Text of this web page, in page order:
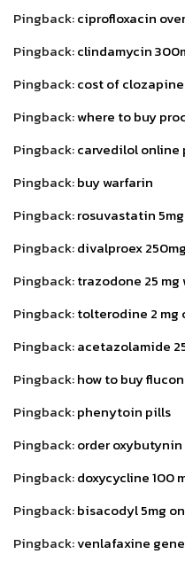
Pingback:ciprofloxacin
Pingback:clindamycin
Pingback:cost of clozapine
Pingback:where to buy
Pingback:carvedilol online
Pingback:buy warfarin
Pingback:rosuvastatin
Pingback:divalproex
Pingback:trazodone 25
Pingback:tolterodine 2 mg
Pingback:acetazolamide
Pingback:how to buy
Pingback:phenytoin pills
Pingback:order oxybutynin
Pingback:doxycycline 100
Pingback:bisacodyl 5mg
Pingback:venlafaxine